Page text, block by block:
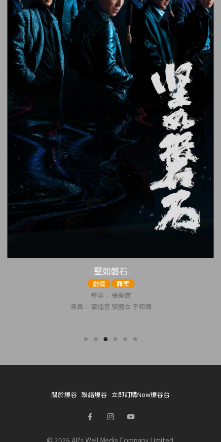
堅如磐石
劇情
罪案
導演： 張藝謀
演員： 雷佳音 張國立 于和偉
關於爆谷 聯絡爆谷 立即訂購Now爆谷台